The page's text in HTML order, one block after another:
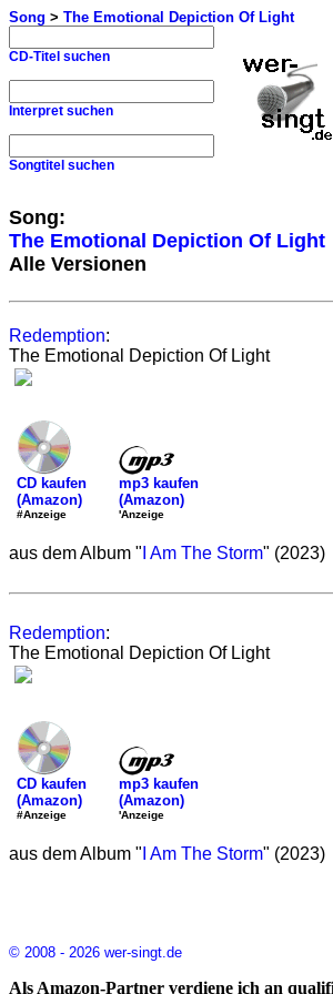
Song > The Emotional Depiction Of Light
CD-Titel suchen
Interpret suchen
Songtitel suchen
Song:
The Emotional Depiction Of Light
Alle Versionen
Redemption:
The Emotional Depiction Of Light
CD kaufen
(Amazon)
#Anzeige
mp3 kaufen
(Amazon)
'Anzeige
aus dem Album " I Am The Storm" (2023)
Redemption:
The Emotional Depiction Of Light
CD kaufen
(Amazon)
#Anzeige
mp3 kaufen
(Amazon)
'Anzeige
aus dem Album " I Am The Storm" (2023)
© 2008 - 2026 wer-singt.de
Als Amazon-Partner verdiene ich an